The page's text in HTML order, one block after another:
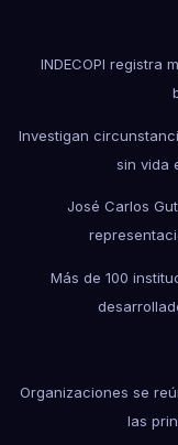
INDECOPI registra
Investigan
sin vida
José Carlos
Más de 100
Organizaciones se
las